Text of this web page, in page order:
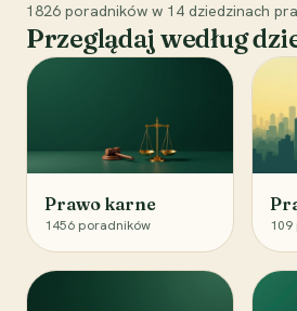
1826 poradników w 14 dziedzinach
Przeglądaj według
Prawo karne
1456 poradników 109